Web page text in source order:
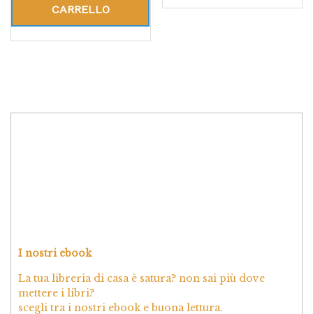
CARRELLO
I nostri ebook
La tua libreria di casa è satura? non sai più dove
mettere i libri?
scegli tra i nostri ebook e buona lettura.